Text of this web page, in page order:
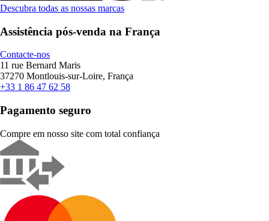
Descubra todas as nossas marcas
Assistência pós-venda na França
Contacte-nos
11 rue Bernard Maris
37270 Montlouis-sur-Loire, França
+33 1 86 47 62 58
Pagamento seguro
Compre em nosso site com total confiança